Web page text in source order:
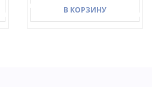
В КОРЗИНУ